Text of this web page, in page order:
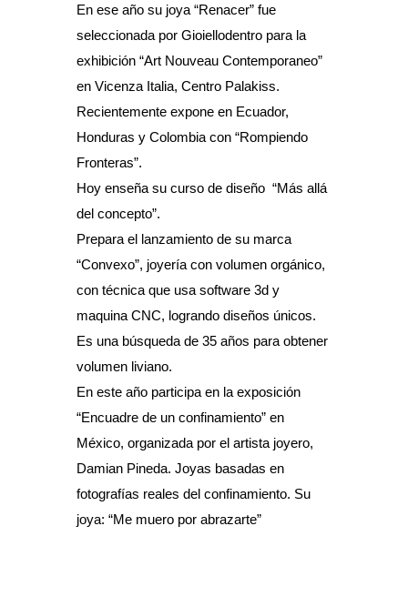
En ese año su joya “Renacer” fue
seleccionada por Gioiellodentro para la
exhibición “Art Nouveau Contemporaneo”
en Vicenza Italia, Centro Palakiss.
Recientemente expone en Ecuador,
Honduras y Colombia con “Rompiendo
Fronteras”.
Hoy enseña su curso de diseño “Más allá
del concepto”.
Prepara el lanzamiento de su marca
“Convexo”, joyería con volumen orgánico,
con técnica que usa software 3d y
maquina CNC, logrando diseños únicos.
Es una búsqueda de 35 años para obtener
volumen liviano.
En este año participa en la exposición
“Encuadre de un confinamiento” en
México, organizada por el artista joyero,
Damian Pineda. Joyas basadas en
fotografías reales del confinamiento. Su
joya: “Me muero por abrazarte”